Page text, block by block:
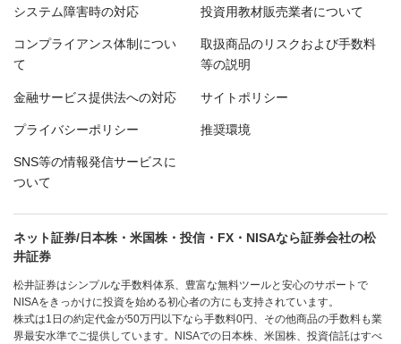
システム障害時の対応 投資用教材販売業者について
コンプライアンス体制につい
て
取扱商品のリスクおよび手数料
等の説明
金融サービス提供法への対応 サイトポリシー
プライバシーポリシー 推奨環境
SNS等の情報発信サービスに
ついて
ネット証券/日本株・米国株・投信・FX・NISAなら証券会社の松
井証券
松井証券はシンプルな手数料体系、豊富な無料ツールと安心のサポートで
NISAをきっかけに投資を始める初心者の方にも支持されています。
株式は1日の約定代金が50万円以下なら手数料0円、その他商品の手数料も業
界最安水準でご提供しています。NISAでの日本株、米国株、投資信託はすべ